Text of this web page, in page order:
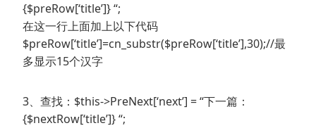
{$preRow[‘title’]} “;
在这一行上面加上以下代码
$preRow[‘title’]=cn_substr($preRow[‘title’],30);//最
多显示15个汉字
3、查找：$this->PreNext[‘next’] = “下一篇：
{$nextRow[‘title’]} “;